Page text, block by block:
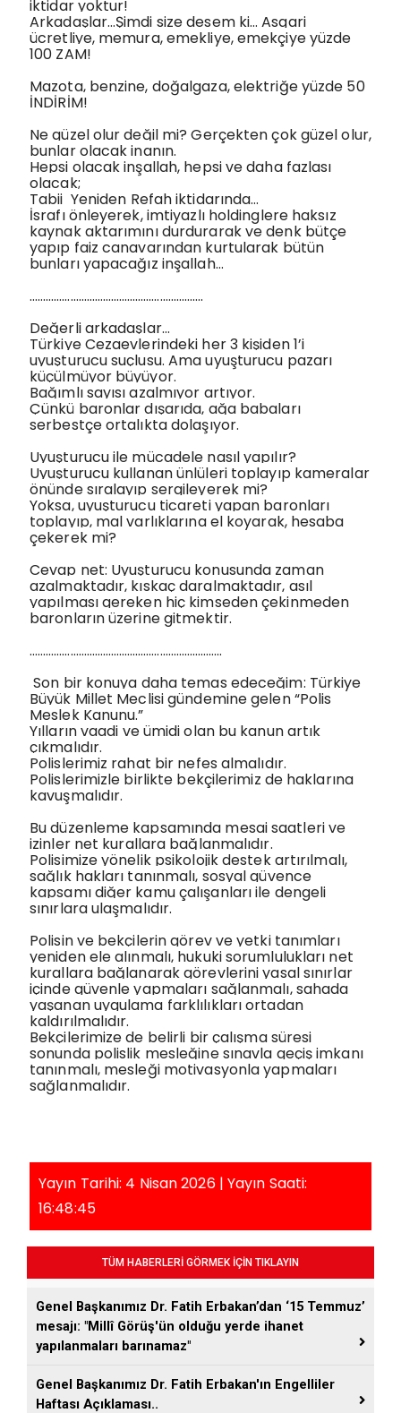
iktidar yoktur!
Arkadaşlar…Şimdi size desem ki… Asgari
ücretliye, memura, emekliye, emekçiye yüzde
100 ZAM!
Mazota, benzine, doğalgaza, elektriğe yüzde 50
İNDİRİM!
Ne güzel olur değil mi? Gerçekten çok güzel olur,
bunlar olacak inanın.
Hepsi olacak inşallah, hepsi ve daha fazlası
olacak;
Tabii Yeniden Refah iktidarında…
İsrafı önleyerek, imtiyazlı holdinglere haksız
kaynak aktarımını durdurarak ve denk bütçe
yapıp faiz canavarından kurtularak bütün
bunları yapacağız inşallah…
……………………………………………………….
Değerli arkadaşlar…
Türkiye Cezaevlerindeki her 3 kişiden 1’i
uyuşturucu suçlusu. Ama uyuşturucu pazarı
küçülmüyor büyüyor.
Bağımlı sayısı azalmıyor artıyor.
Çünkü baronlar dışarıda, ağa babaları
serbestçe ortalıkta dolaşıyor.
Uyuşturucu ile mücadele nasıl yapılır?
Uyuşturucu kullanan ünlüleri toplayıp kameralar
önünde sıralayıp sergileyerek mi?
Yoksa, uyuşturucu ticareti yapan baronları
toplayıp, mal varlıklarına el koyarak, hesaba
çekerek mi?
Cevap net: Uyuşturucu konusunda zaman
azalmaktadır, kıskaç daralmaktadır, asıl
yapılması gereken hiç kimseden çekinmeden
baronların üzerine gitmektir.
……………………………………………………………..
Son bir konuya daha temas edeceğim: Türkiye
Büyük Millet Meclisi gündemine gelen “Polis
Meslek Kanunu.”
Yılların vaadi ve ümidi olan bu kanun artık
çıkmalıdır.
Polislerimiz rahat bir nefes almalıdır.
Polislerimizle birlikte bekçilerimiz de haklarına
kavuşmalıdır.
Bu düzenleme kapsamında mesai saatleri ve
izinler net kurallara bağlanmalıdır.
Polisimize yönelik psikolojik destek artırılmalı,
sağlık hakları tanınmalı, sosyal güvence
kapsamı diğer kamu çalışanları ile dengeli
sınırlara ulaşmalıdır.
Polisin ve bekçilerin görev ve yetki tanımları
yeniden ele alınmalı, hukuki sorumlulukları net
kurallara bağlanarak görevlerini yasal sınırlar
içinde güvenle yapmaları sağlanmalı, sahada
yaşanan uygulama farklılıkları ortadan
kaldırılmalıdır.
Bekçilerimize de belirli bir çalışma süresi
sonunda polislik mesleğine sınavla geçiş imkanı
tanınmalı, mesleği motivasyonla yapmaları
sağlanmalıdır.
Yayın Tarihi: 4 Nisan 2026 | Yayın Saati:
16:48:45
TÜM HABERLERİ GÖRMEK İÇİN TIKLAYIN
Genel Başkanımız Dr. Fatih Erbakan’dan ‘15 Temmuz’
mesajı: "Millî Görüş'ün olduğu yerde ihanet
yapılanmaları barınamaz"
Genel Başkanımız Dr. Fatih Erbakan'ın Engelliler
Haftası Açıklaması..